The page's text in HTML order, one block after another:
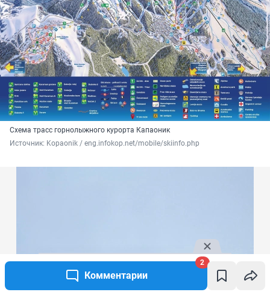
Комментарии
2
Схема трасс горнолыжного курорта Капаоник
Источник: Kopaonik / eng.infokop.net/mobile/skiinfo.php